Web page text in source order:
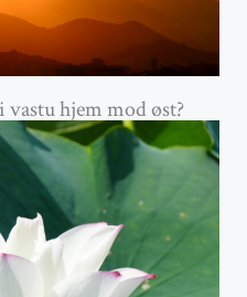
hjem mod øst?